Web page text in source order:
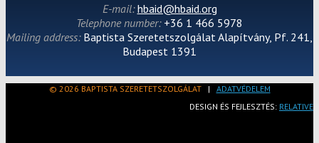
E-mail:hbaid@hbaid.org
Telephone number: +36 1 466 5978
Mailing address: Baptista Szeretetszolgálat Alapítvány, Pf. 241,
Budapest 1391
© 2026 BAPTISTA SZERETETSZOLGÁLAT| ADATVÉDELEM
DESIGN ÉS FEJLESZTÉS: RELATIVE